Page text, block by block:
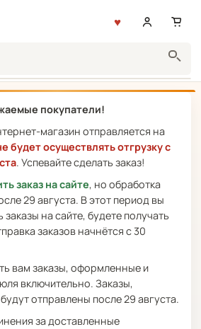
покупатели!
магазин отправляется на
будет осуществлять отгрузку с
. Успевайте сделать заказ!
заказ на сайте, но обработка
29 августа. В этот период вы
на сайте, будете получать
заказов начнётся с 30
вам заказы, оформленные и
включительно. Заказы,
отправлены после 29 августа.
за доставленные